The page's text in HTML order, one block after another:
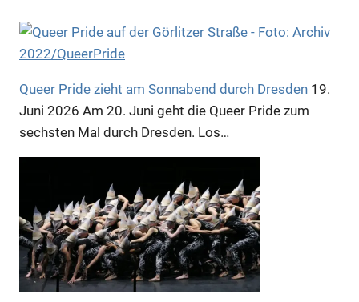
Anzeige
Anzeige
Anzeige
Queer Pride zieht am Sonnabend durch Dresden 19.
Juni 2026 Am 20. Juni geht die Queer Pride zum
sechsten Mal durch Dresden. Los…